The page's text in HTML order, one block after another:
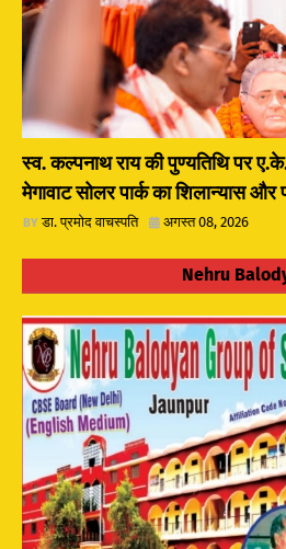
स्व. कल्पनाथ राय की पुण्यतिथि पर
मेगावाट सोलर पार्क का शिलान्यास और
डा. प्रमोद वाचस्पति अगस्त 08, 2026
Nehru